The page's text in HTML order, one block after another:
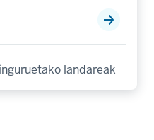
landareak